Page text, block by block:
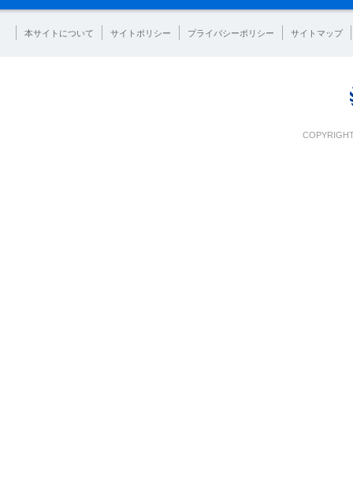
本サイトについて サイトポリシー プライバシーポリシー サイトマップ